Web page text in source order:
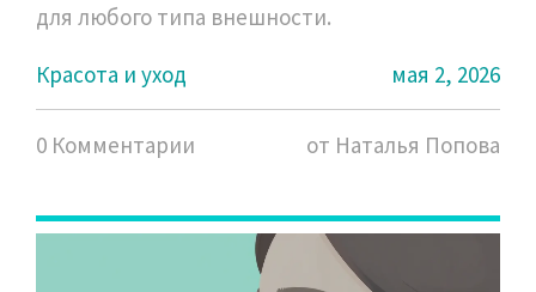
для любого типа внешности.
Красота и уход
мая 2, 2026
0 Комментарии от Наталья Попова